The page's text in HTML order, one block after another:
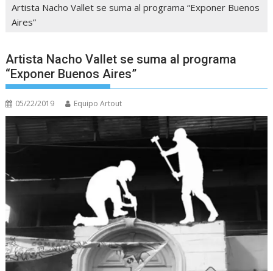
Artista Nacho Vallet se suma al programa “Exponer Buenos
Aires”
Artista Nacho Vallet se suma al programa
“Exponer Buenos Aires”
05/22/2019 Equipo Artout